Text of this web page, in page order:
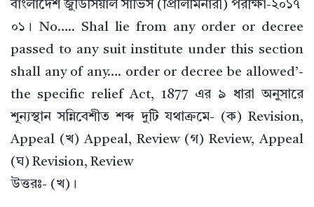
বাংলাদেশ জুডিসিয়াল সার্ভিস (প্রিলিমিনারী) পরীক্ষা-২০১৭
০১। No….. Shal lie from any order or decree
passed to any suit institute under this section
shall any of any…. order or decree be allowed’-
the specific relief Act, 1877 এর ৯ ধারা অনুসারে
শূন্যস্থান সন্নিবেশীত শব্দ দুটি যথাক্রমে- (ক) Revision,
Appeal (খ) Appeal, Review (গ) Review, Appeal
(ঘ) Revision, Review
উত্তরঃ- (খ)।